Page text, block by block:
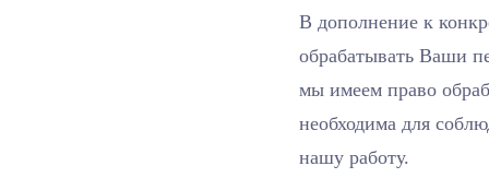
В дополнение к
обрабатывать Ваши
мы имеем право
необходима для
нашу работу.